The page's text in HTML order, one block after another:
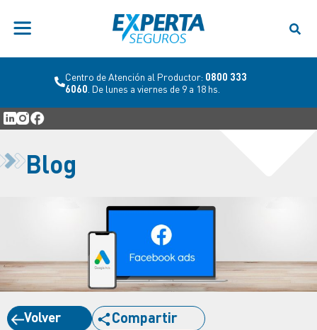
Centro de Atención al Productor: 0800 333
6060 . De lunes a viernes de 9 a 18 hs.
Blog
Volver Compartir